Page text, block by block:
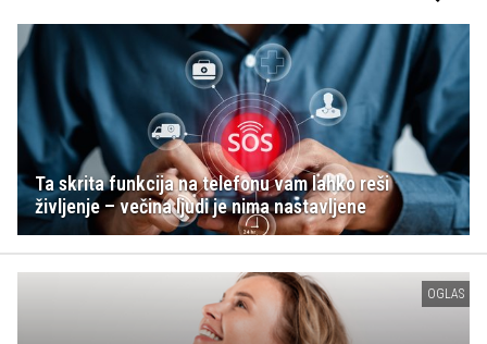
Ta skrita funkcija na telefonu vam lahko reši
življenje – večina ljudi je nima nastavljene
OGLAS